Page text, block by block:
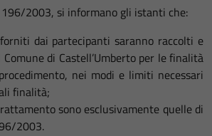
196/2003, si informano gli istanti che:
dai partecipanti saranno raccolti e
di Castell’Umberto per le finalità
nei modi e limiti necessari
finalità;
sono esclusivamente quelle di
2003.